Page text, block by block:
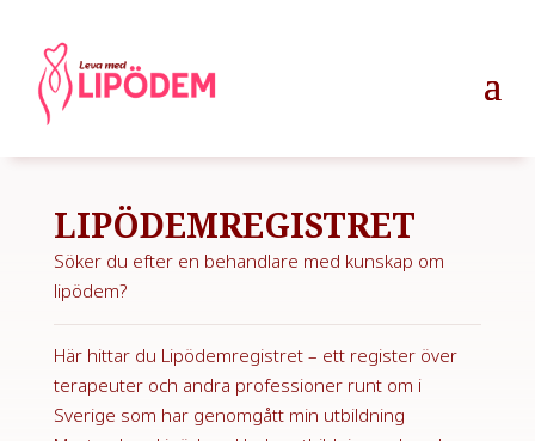
LIPÖDEMREGISTRET
Söker du efter en behandlare med kunskap om
lipödem?
Här hittar du Lipödemregistret – ett register över
terapeuter och andra professioner runt om i
Sverige som har genomgått min utbildning